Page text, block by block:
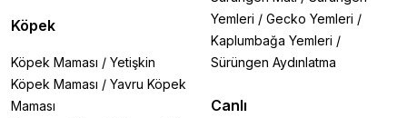
Köpek
Köpek Maması / Yetişkin
Köpek Maması / Yavru Köpek
Maması
Yemleri / Gecko Yemleri /
Kaplumbağa Yemleri /
Sürüngen Aydınlatma
Canlı